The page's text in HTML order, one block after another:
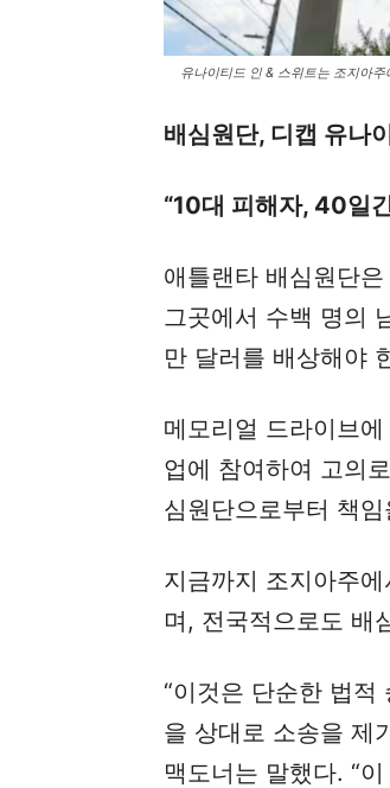
유나이티드 인 & 스위트는 조지아
배심원단, 디캡 유나
“10대 피해자, 40일
애틀랜타 배심원단
그곳에서 수백 명의
만 달러를 배상해야
메모리얼 드라이브
업에 참여하여 고의
심원단으로부터 책
지금까지 조지아주
며, 전국적으로도 배
“이것은 단순한 법적
을 상대로 소송을 제
맥도너는 말했다. “